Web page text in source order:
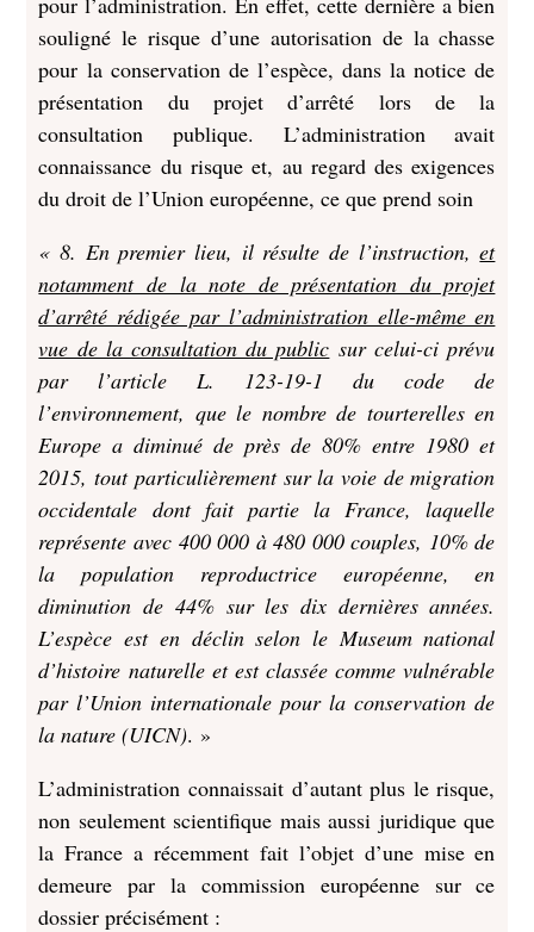
souligné le risque d’une autorisation de la chasse
pour la conservation de l’espèce, dans la notice de
présentation du projet d’arrêté lors de la
consultation publique. L’administration avait
connaissance du risque et, au regard des exigences
du droit de l’Union européenne, ce que prend soin
« 8. En premier lieu, il résulte de l’instruction,et
notamment de la note de présentation du projet
d’arrêté rédigée par l’administration elle-même en
vue de la consultation du public sur celui-ci prévu
par l’article L. 123-19-1 du code de
l’environnement, que le nombre de tourterelles en
Europe a diminué de près de 80% entre 1980 et
2015, tout particulièrement sur la voie de migration
occidentale dont fait partie la France, laquelle
représente avec 400 000 à 480 000 couples, 10% de
la population reproductrice européenne, en
diminution de 44% sur les dix dernières années.
L’espèce est en déclin selon le Museum national
d’histoire naturelle et est classée comme vulnérable
par l’Union internationale pour la conservation de
la nature (UICN). »
L’administration connaissait d’autant plus le risque,
non seulement scientifique mais aussi juridique que
la France a récemment fait l’objet d’une mise en
demeure par la commission européenne sur ce
dossier précisément :